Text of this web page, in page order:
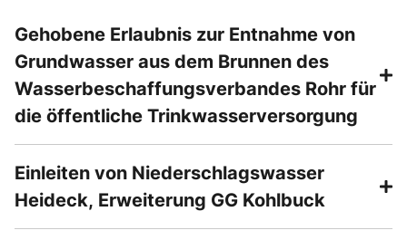
Gehobene Erlaubnis zur Entnahme von
Grundwasser aus dem Brunnen des
Wasserbeschaffungsverbandes Rohr für
die öffentliche Trinkwasserversorgung
Einleiten von Niederschlagswasser
Heideck, Erweiterung GG Kohlbuck